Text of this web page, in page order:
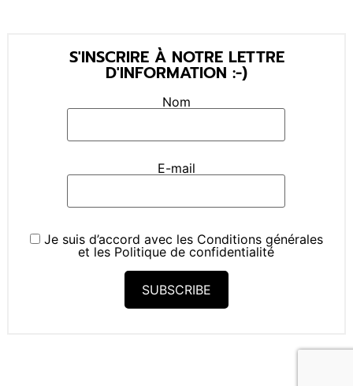
S'INSCRIRE À NOTRE LETTRE
D'INFORMATION :-)
Nom
E-mail
Je suis d’accord avec les Conditions générales
et les Politique de confidentialité
SUBSCRIBE